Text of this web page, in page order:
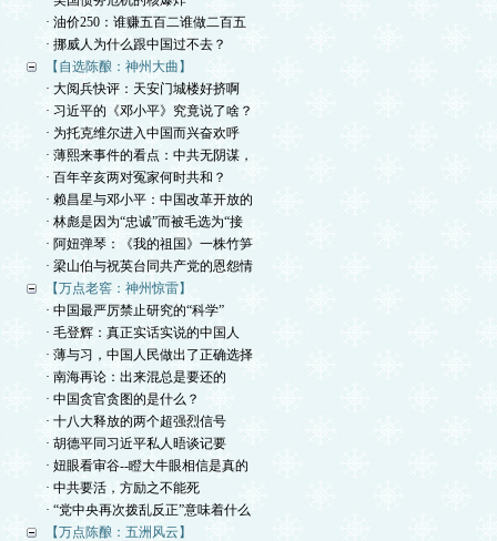
· 油价250：谁赚五百二谁做二百五
· 挪威人为什么跟中国过不去？
【自选陈酿：神州大曲】
· 大阅兵快评：天安门城楼好挤啊
· 习近平的《邓小平》究竟说了啥？
· 为托克维尔进入中国而兴奋欢呼
· 薄熙来事件的看点：中共无阴谋，
· 百年辛亥两对冤家何时共和？
· 赖昌星与邓小平：中国改革开放的
· 林彪是因为“忠诚”而被毛选为“接
· 阿妞弹琴：《我的祖国》一株竹笋
· 梁山伯与祝英台同共产党的恩怨情
【万点老窖：神州惊雷】
· 中国最严厉禁止研究的“科学”
· 毛登辉：真正实话实说的中国人
· 薄与习，中国人民做出了正确选择
· 南海再论：出来混总是要还的
· 中国贪官贪图的是什么？
· 十八大释放的两个超强烈信号
· 胡德平同习近平私人晤谈记要
· 妞眼看审谷--瞪大牛眼相信是真的
· 中共要活，方励之不能死
· “党中央再次拨乱反正”意味着什么
【万点陈酿：五洲风云】